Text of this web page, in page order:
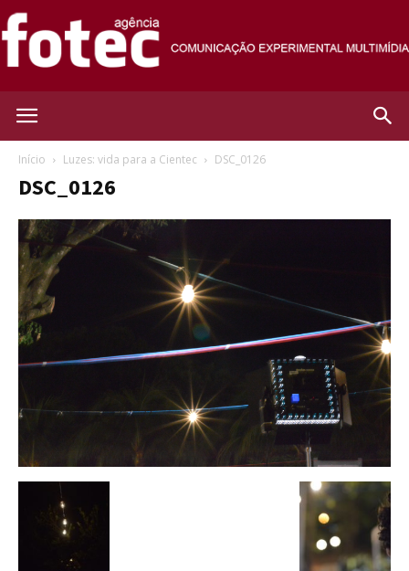
Início Luzes: vida para a Cientec DSC_0126
DSC_0126